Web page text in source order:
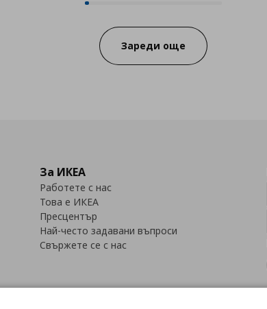
Progress:
Зареди още
За ИКЕА
Работете с нас
Това е ИКЕА
Пресцентър
Най-често задавани въпроси
Свържете се с нас